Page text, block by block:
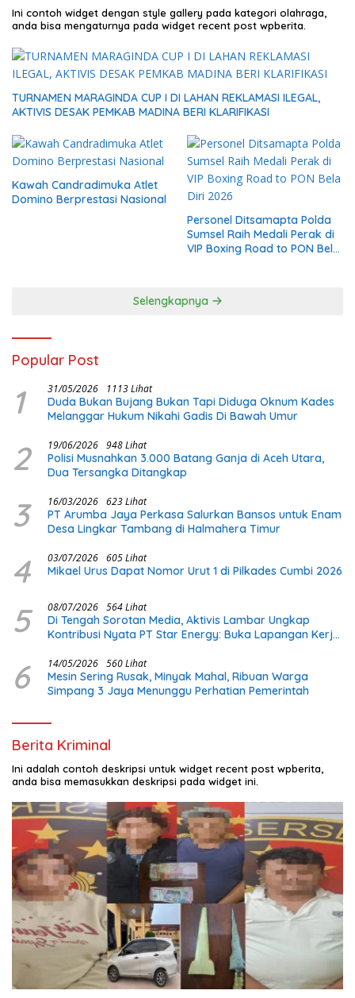
Ini contoh widget dengan style gallery pada kategori olahraga,
anda bisa mengaturnya pada widget recent post wpberita.
TURNAMEN MARAGINDA CUP I DI LAHAN REKLAMASI ILEGAL,
AKTIVIS DESAK PEMKAB MADINA BERI KLARIFIKASI
Kawah Candradimuka Atlet
Domino Berprestasi Nasional
Personel Ditsamapta Polda
Sumsel Raih Medali Perak di
VIP Boxing Road to PON Bela
Selengkapnya
Popular Post
1 31/05/2026 1113 Lihat
Duda Bukan Bujang Bukan Tapi Diduga Oknum Kades
Melanggar Hukum Nikahi Gadis Di Bawah Umur
2 19/06/2026 948 Lihat
Polisi Musnahkan 3.000 Batang Ganja di Aceh Utara,
Dua Tersangka Ditangkap
3 16/03/2026 623 Lihat
PT Arumba Jaya Perkasa Salurkan Bansos untuk Enam
Desa Lingkar Tambang di Halmahera Timur
4 03/07/2026 605 Lihat
Mikael Urus Dapat Nomor Urut 1 di Pilkades Cumbi 2026
5 08/07/2026 564 Lihat
Di Tengah Sorotan Media, Aktivis Lambar Ungkap
Kontribusi Nyata PT Star Energy: Buka Lapangan Kerja
6 14/05/2026 560 Lihat
Mesin Sering Rusak, Minyak Mahal, Ribuan Warga
Simpang 3 Jaya Menunggu Perhatian Pemerintah
Berita Kriminal
Ini adalah contoh deskripsi untuk widget recent post wpberita,
anda bisa memasukkan deskripsi pada widget ini.